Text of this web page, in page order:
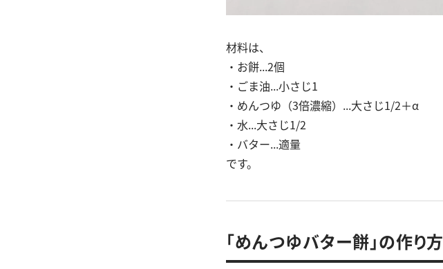
材料は、
・お餅...2個
・ごま油...小さじ1
・めんつゆ（3倍濃縮）...大さじ1/2＋α
・水...大さじ1/2
・バター...適量
です。
「めんつゆバター餅」の作り方